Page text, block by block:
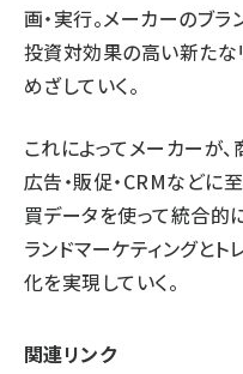
画・実行。メーカーのブ
投資対効果の高い新たな
めざしていく。
これによってメーカーが、
広告・販促・CRMなどに
買データを使って統合的
ランドマーケティングと
化を実現していく。
関連リンク